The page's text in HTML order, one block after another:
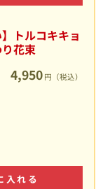
】トルコキキョ
花束
4,950 円（税込）
入れる